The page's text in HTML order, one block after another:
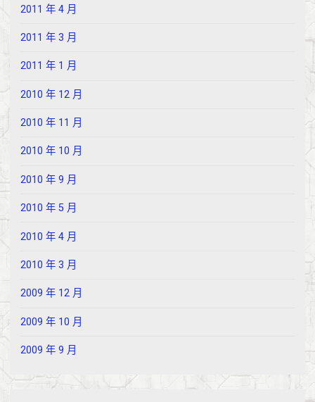
2011 年 4 月
2011 年 3 月
2011 年 1 月
2010 年 12 月
2010 年 11 月
2010 年 10 月
2010 年 9 月
2010 年 5 月
2010 年 4 月
2010 年 3 月
2009 年 12 月
2009 年 10 月
2009 年 9 月